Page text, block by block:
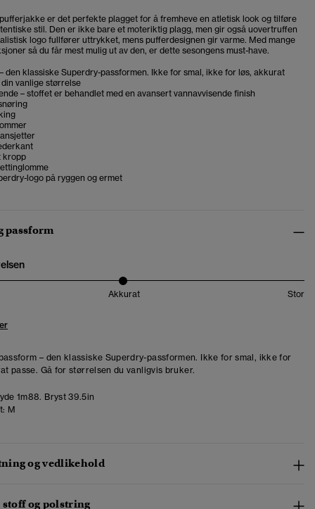
er det perfekte plagget for å fremheve en atletisk look og tilføre
stil. Den er ikke bare et moteriktig plagg, men gir også uovertruffen
logo fullfører uttrykket, mens pufferdesignen gir varme. Med mange
så du får mest mulig ut av den, er dette sesongens must-have.
den klassiske Superdry-passformen. Ikke for smal, ikke for løs, akkurat
din vanlige størrelse
– stoffet er behandlet med en avansert vannavvisende finish
kropp
logo på ryggen og ermet
passform
Akkurat Stor
– den klassiske Superdry-passformen. Ikke for smal, ikke for
passe. Gå for størrelsen du vanligvis bruker.
1m88. Bryst 39.5in
M
og vedlikehold
og polstring